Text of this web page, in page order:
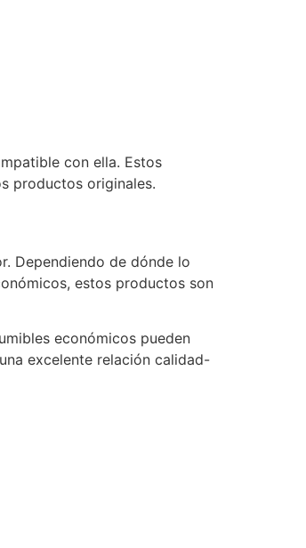
con ella. Estos
productos originales.
Dependiendo de dónde lo
estos productos son
económicos pueden
excelente relación calidad-